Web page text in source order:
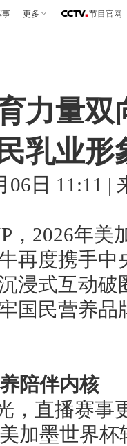
事 更多 节目官网
力量
乳业形
06日 11:11
，2026年美
再度携手
浸式互动
国民营养品
陪伴内核
，直播赛事
加墨世界